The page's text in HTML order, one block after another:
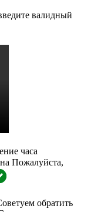
валидный
часа
Пожалуйста,
обратить